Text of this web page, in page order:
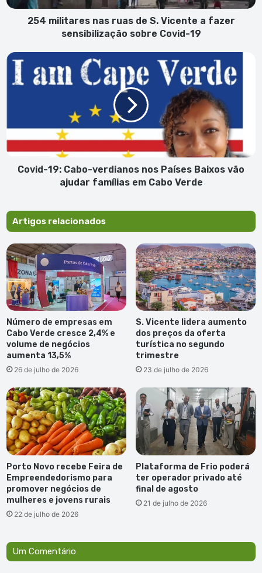
fazer
sensibilização
19
254 militares nas ruas de S. Vicente a fazer
sensibilização sobre Covid-19
Covid-
19:
Cabo-
Baixos
vão
ajudar
famílias
Covid-19: Cabo-verdianos nos Países Baixos vão
ajudar famílias em Cabo Verde
Artigos relacionados
Número de empresas em
Cabo Verde cresce 2,4% e
volume de negócios
aumenta 13,5%
26 de julho de 2026
S. Vicente lidera aumento
dos preços da oferta
turística no segundo
trimestre
23 de julho de 2026
Porto Novo recebe Feira de
Empreendedorismo para
promover negócios de
mulheres e jovens rurais
22 de julho de 2026
Plataforma de Frio poderá
ter operador privado até
final de agosto
21 de julho de 2026
Um Comentário